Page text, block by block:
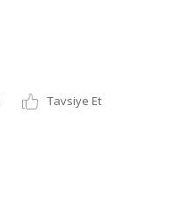
Tavsiye Et